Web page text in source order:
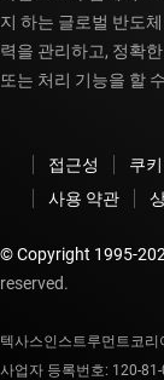
지 하는 글로벌 반도
력을 관리하고, 정확
또는 처리 기능을 할
접근성 쿠
사용 약관
© Copyright 1995-
reserved.
텍사스인스트루먼트코
사업자 등록번호: 120-